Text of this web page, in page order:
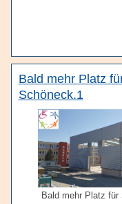
Bald mehr Platz
Schöneck.1
Bald mehr Platz für